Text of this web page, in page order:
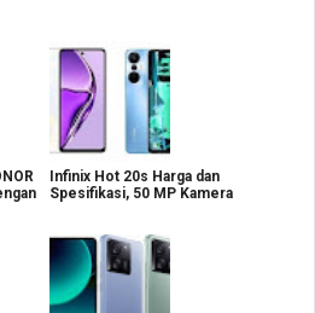
Infinix Hot 20s Harga dan
Spesifikasi, 50 MP Kamera